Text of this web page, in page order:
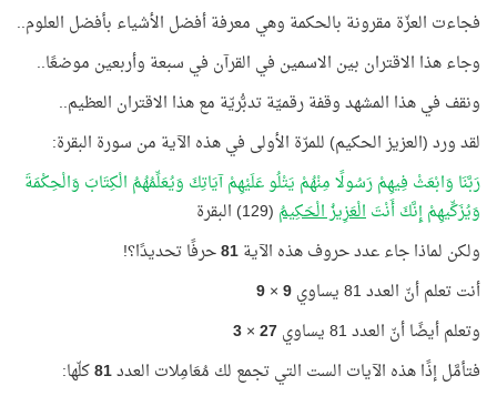
فجاءت العزّة مقرونة بالحكمة وهي معرفة أفضل الأشياء بأفضل العلوم..
وجاء هذا الاقتران بين الاسمين في القرآن في سبعة وأربعين موضعًا..
ونقف في هذا المشهد وقفة رقميّة تدبُّريّة مع هذا الاقتران العظيم..
لقد ورد (العزيز الحكيم) للمرّة الأولى في هذه الآية من سورة البقرة:
رَبَّنَا وَابْعَثْ فِيهِمْ رَسُولًا مِنْهُمْ يَتْلُو عَلَيْهِمْ آيَاتِكَ وَيُعَلِّمُهُمُ الْكِتَابَ وَالْحِكْمَةَ
وَيُزَكِّيهِمْ إِنَّكَ أَنْتَالْعَزِيزُ الْحَكِيمُ (129) البقرة
ولكن لماذا جاء عدد حروف هذه الآية81حرفًا تحديدًا؟!
أنت تعلم أنّ العدد 81 يساوي
9
×
9
وتعلم أيضًا أنّ العدد 81 يساوي
27
×
3
فتأمَّل إذًا هذه الآيات الست التي تجمع لك مُعَامِلات العدد81كلّها: